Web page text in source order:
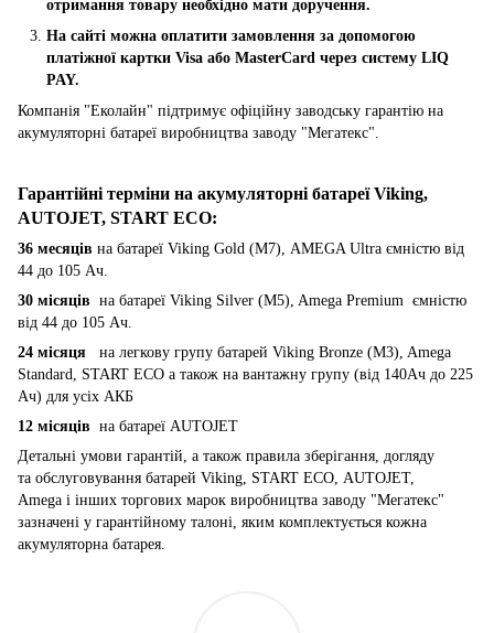
отримання товару необхідно мати доручення.
На сайті можна оплатити замовлення за допомогою
платіжної картки Visa або MasterCard через систему LIQ
PAY.
Компанія "Еколайн" підтримує офіційну заводську гарантію на
акумуляторні батареї виробництва заводу "Мегатекс".
Гарантійні терміни на акумуляторні батареї Viking,
AUTOJET, START ECO:
36 месяців на батареї Viking Gold (M7), AMEGA Ultra ємністю від
44 до 105 Ач.
30 місяців на батареї Viking Silver (M5), Amega Premium ємністю
від 44 до 105 Ач.
24 місяця на легкову групу батарей Viking Bronze (M3), Amega
Standard, START ECO а також на вантажну групу (від 140Ач до 225
Ач) для усіх АКБ
12 місяців на батареї AUTOJET
Детальні умови гарантій, а також правила зберігання, догляду
та обслуговування батарей Viking, START ECO, AUTOJET,
Amega і інших торгових марок виробництва заводу "Мегатекс"
зазначені у гарантійному талоні, яким комплектується кожна
акумуляторна батарея.